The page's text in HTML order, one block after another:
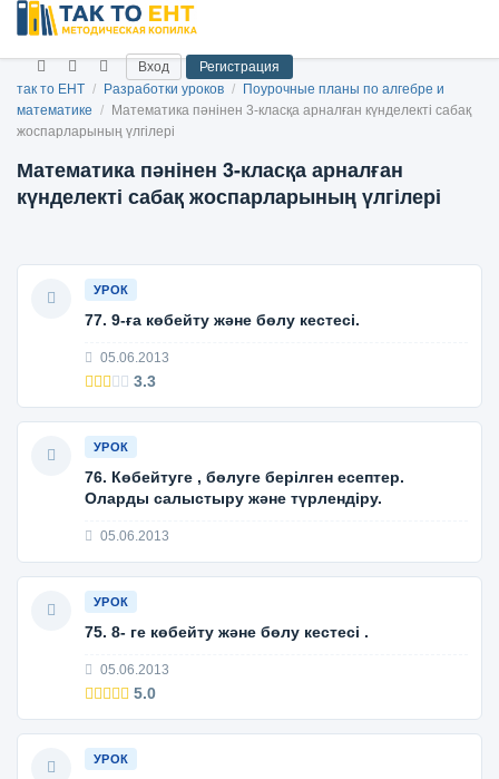
Вход
Регистрация
так то ЕНТ / Разработки уроков /
Поурочные планы по алгебре и
математике /
Математика пәнінен 3-класқа арналған күнделекті сабақ
жоспарларының үлгілері
Математика пәнінен 3-класқа арналған
күнделекті сабақ жоспарларының үлгілері
УРОК
77. 9-ға көбейту және бөлу кестесі.
05.06.2013
3.3
УРОК
76. Көбейтуге , бөлуге берілген есептер.
Оларды салыстыру және түрлендіру.
05.06.2013
УРОК
75. 8- ге көбейту және бөлу кестесі .
05.06.2013
5.0
УРОК